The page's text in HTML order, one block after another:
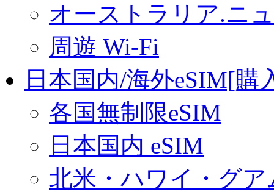
オーストラリア.ニ
周遊 Wi-Fi
日本国内/海外eSIM[購
各国無制限eSIM
日本国内 eSIM
北米・ハワイ・グア